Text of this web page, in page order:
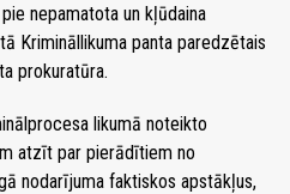
nepamatota un kļūdaina
Krimināllikuma panta paredzētais
prokuratūra.
likumā noteikto
atzīt par pierādītiem no
nodarījuma faktiskos apstākļus,